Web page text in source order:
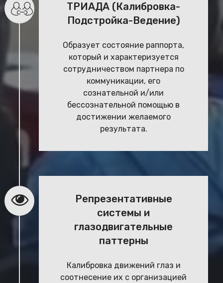
ТРИАДА (Калибровка-
Подстройка-Ведение)
Образует состояние раппорта,
который и характеризуется
сотрудничеством партнера по
коммуникации, его
сознательной и/или
бессознательной помощью в
достижении желаемого
результата.
Репрезентативные
системы и
глазодвигательные
паттерны
Калибровка движений глаз и
соотнесение их с организацией